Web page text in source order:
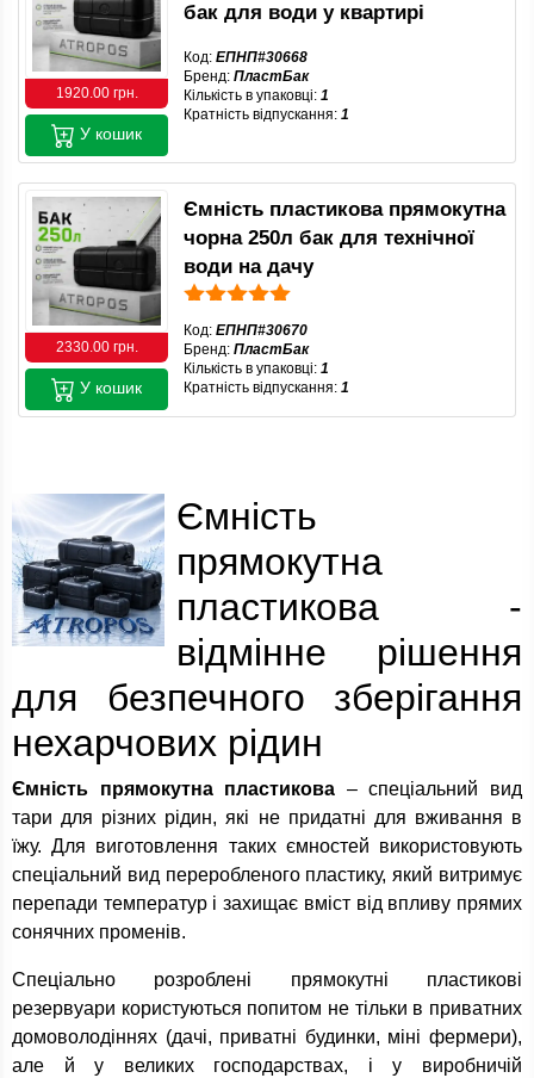
1920.00 грн.
бак для води у квартирі
Код: ЕПНП#30668
Бренд: ПластБак
Кількість в упаковці: 1
Кратність відпускання: 1
У кошик
2330.00 грн.
Ємність пластикова прямокутна
чорна 250л бак для технічної
води на дачу
Код: ЕПНП#30670
Бренд: ПластБак
Кількість в упаковці: 1
Кратність відпускання: 1
У кошик
Ємність
прямокутна
пластикова -
відмінне рішення
для безпечного зберігання
нехарчових рідин
Ємність прямокутна пластикова – спеціальний вид
тари для різних рідин, які не придатні для вживання в
їжу. Для виготовлення таких ємностей використовують
спеціальний вид переробленого пластику, який витримує
перепади температур і захищає вміст від впливу прямих
сонячних променів.
Спеціально розроблені прямокутні пластикові
резервуари користуються попитом не тільки в приватних
домоволодіннях (дачі, приватні будинки, міні фермери),
але й у великих господарствах, і у виробничій